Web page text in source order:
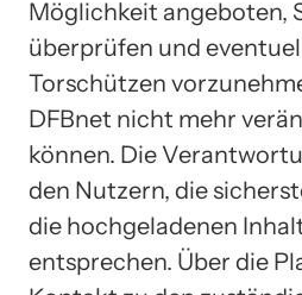
Möglichkeit angeboten,
überprüfen und
Torschützen
DFBnet nicht mehr
können. Die
den Nutzern, die
die hochgeladenen
entsprechen. Über die